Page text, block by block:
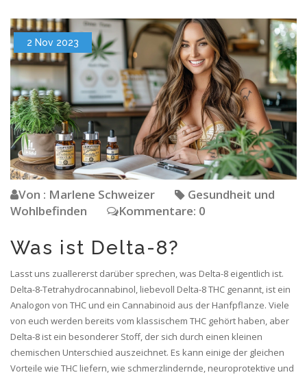
2 Nov 2023
Von : Marlene Schweizer
Gesundheit und
Wohlbefinden
Kommentare: 0
Was ist Delta-8?
Lasst uns zuallererst darüber sprechen, was Delta-8 eigentlich ist.
Delta-8-Tetrahydrocannabinol, liebevoll Delta-8 THC genannt, ist ein
Analogon von THC und ein Cannabinoid aus der Hanfpflanze. Viele
von euch werden bereits vom klassischem THC gehört haben, aber
Delta-8 ist ein besonderer Stoff, der sich durch einen kleinen
chemischen Unterschied auszeichnet. Es kann einige der gleichen
Vorteile wie THC liefern, wie schmerzlindernde, neuroprotektive und